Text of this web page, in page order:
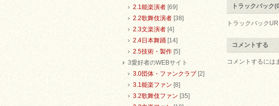
トラックバック
トラックバック
コメントする
コメントするには
2.1能楽演者 [69]
2.2歌舞伎演者 [38]
2.3文楽演者 [4]
2.4日本舞踊 [14]
2.5技術・製作 [5]
3愛好者のWEBサイト
3.0団体・ファンクラブ [2]
3.1能楽ファン [8]
3.2歌舞伎ファン [35]